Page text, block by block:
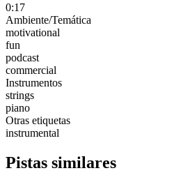
0:17
Ambiente/Temática
motivational
fun
podcast
commercial
Instrumentos
strings
piano
Otras etiquetas
instrumental
Pistas similares